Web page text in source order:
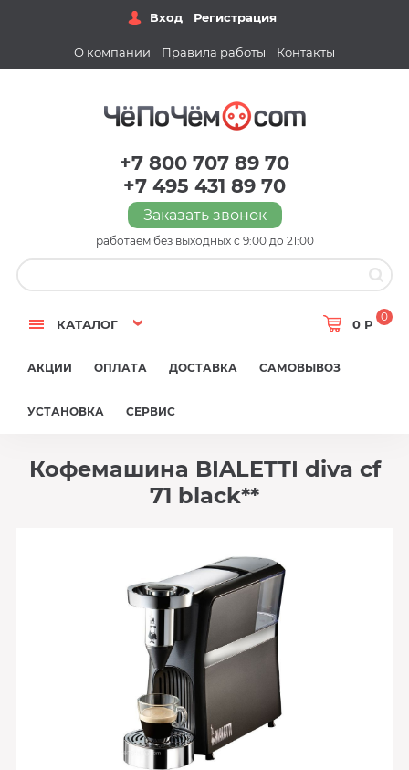
Вход Регистрация
О компании Правила работы Контакты
+7 800 707 89 70
+7 495 431 89 70
Заказать звонок
работаем без выходных с 9:00 до 21:00
КАТАЛОГ 0 Р
0
АКЦИИ ОПЛАТА ДОСТАВКА САМОВЫВОЗ
УСТАНОВКА СЕРВИС
Кофемашина BIALETTI diva cf
71 black**